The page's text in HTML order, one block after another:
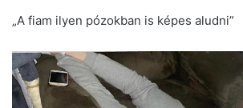
„A fiam ilyen pózokban is képes aludni”